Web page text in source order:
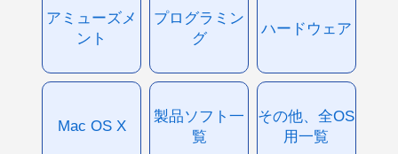
アミューズメ
ント
プログラミン
グ
ハードウェア
Mac OS X
製品ソフト一
覧
その他、全OS
用一覧